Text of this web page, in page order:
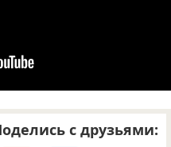
с друзьями: